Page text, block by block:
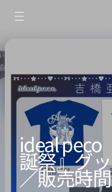
ン
ツ
に
ideal peco
誕祭』グ
／販売時